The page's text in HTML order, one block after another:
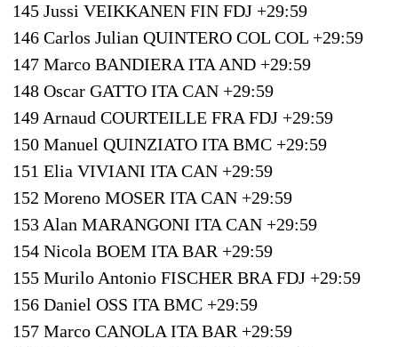
145 Jussi VEIKKANEN FIN FDJ +29:59
146 Carlos Julian QUINTERO COL COL +29:59
147 Marco BANDIERA ITA AND +29:59
148 Oscar GATTO ITA CAN +29:59
149 Arnaud COURTEILLE FRA FDJ +29:59
150 Manuel QUINZIATO ITA BMC +29:59
151 Elia VIVIANI ITA CAN +29:59
152 Moreno MOSER ITA CAN +29:59
153 Alan MARANGONI ITA CAN +29:59
154 Nicola BOEM ITA BAR +29:59
155 Murilo Antonio FISCHER BRA FDJ +29:59
156 Daniel OSS ITA BMC +29:59
157 Marco CANOLA ITA BAR +29:59